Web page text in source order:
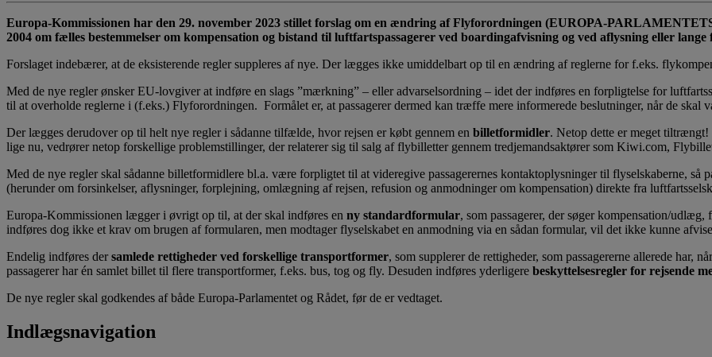
Europa-Kommissionen har den 29. november 2023 stillet forslag om en ændring af Flyforordningen (EUROPA-
2004 om fælles bestemmelser om kompensation og bistand til luftfartspassagerer ved boardingafvisning og ved aflysning eller lange
Forslaget indebærer, at de eksisterende regler suppleres af nye. Der lægges ikke umiddelbart op til en ændring af reglerne for f.eks.
Med de nye regler ønsker EU-lovgiver at indføre en slags ”mærkning” – eller advarselsordning – idet der indføres en forpligtelse for
til at overholde reglerne i (f.eks.) Flyforordningen. Formålet er, at passagerer dermed kan træffe mere informerede beslutninger, når de skal
Der lægges derudover op til helt nye regler i sådanne tilfælde, hvor rejsen er købt gennem en billetformidler. Netop dette er meget tiltrængt!
lige nu, vedrører netop forskellige problemstillinger, der relaterer sig til salg af flybilletter gennem tredjemandsaktører som Kiwi.com,
Med de nye regler skal sådanne billetformidlere bl.a. være forpligtet til at videregive passagerernes kontaktoplysninger til flyselskaberne, så
(herunder om forsinkelser, aflysninger, forplejning, omlægning af rejsen, refusion og anmodninger om kompensation) direkte fra
Europa-Kommissionen lægger i øvrigt op til, at der skal indføres en ny standardformular, som passagerer, der søger kompensation/
indføres dog ikke et krav om brugen af formularen, men modtager flyselskabet en anmodning via en sådan formular, vil det ikke kunne
Endelig indføres dersamlede rettigheder ved forskellige transportformer, som supplerer de rettigheder, som passagererne allerede har,
passagerer har én samlet billet til flere transportformer, f.eks. bus, tog og fly. Desuden indføres yderligere beskyttelsesregler for rejsende
De nye regler skal godkendes af både Europa-Parlamentet og Rådet, før de er vedtaget.
Indlægsnavigation